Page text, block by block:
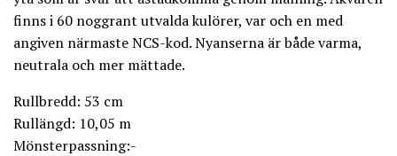
finns i 60 noggrant utvalda kulörer, var och en med
angiven närmaste NCS-kod. Nyanserna är både varma,
neutrala och mer mättade.
Rullbredd: 53 cm
Rullängd: 10,05 m
Mönsterpassning:-